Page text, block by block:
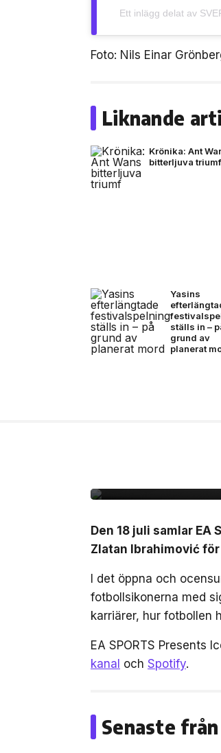
Ett inlägg delat av
Foto: Nils Einar
Liknande
Krönika: Ant
bitterljuva triumf
Yasins
ställs in –
grund av
planerat
Den 18 juli samlar EA
Zlatan Ibrahimović
I det öppna och
fotbollsikonerna med
karriärer, hur fotbollen
EA SPORTS Presents
kanal och Spotify.
Senaste